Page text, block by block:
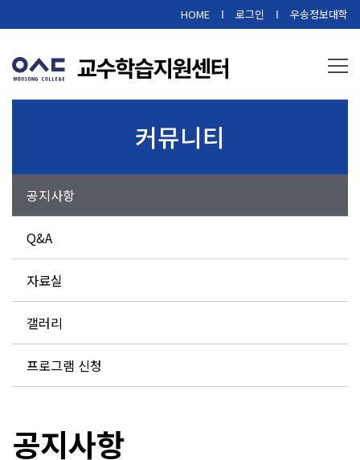
HOME 로그인 우송정보대학
커뮤니티
공지사항
Q&A
자료실
갤러리
프로그램 신청
공지사항